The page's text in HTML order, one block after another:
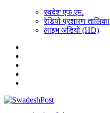
स्वदेश एफ.एम.
रेडियो प्रशारण तालिका
लाइभ अडियो (HD)